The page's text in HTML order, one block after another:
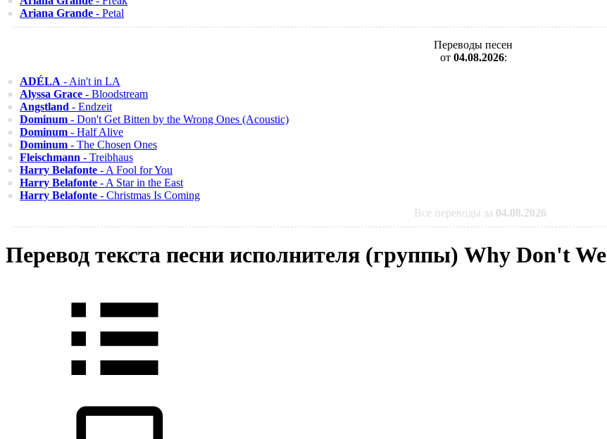
Ariana Grande - Petal
Переводы песен
от 04.08.2026:
ADÉLA - Ain't in LA
Alyssa Grace - Bloodstream
Angstland - Endzeit
Dominum - Don't Get Bitten by the Wrong Ones (Acoustic)
Dominum - Half Alive
Dominum - The Chosen Ones
Fleischmann - Treibhaus
Harry Belafonte - A Fool for You
Harry Belafonte - A Star in the East
Harry Belafonte - Christmas Is Coming
Все переводы за 04.08.2026
Перевод текста песни исполнителя (группы) Why Don't We